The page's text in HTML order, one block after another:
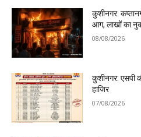
कुशीनगर:
आग, लाखों का
08/08/2026
कुशीनगर: एसपी
हाजिर
07/08/2026